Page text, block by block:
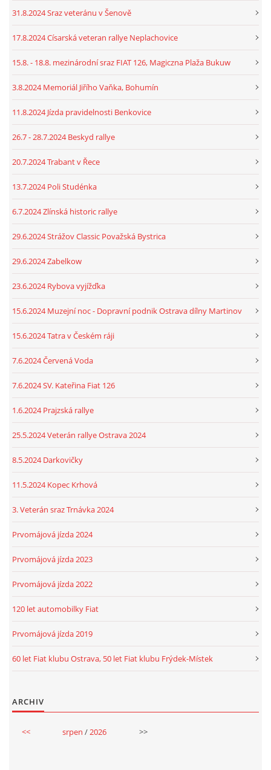
31.8.2024 Sraz veteránu v Šenově
17.8.2024 Císarská veteran rallye Neplachovice
15.8. - 18.8. mezinárodní sraz FIAT 126, Magiczna Plaža Bukuw
3.8.2024 Memoriál Jiřího Vaňka, Bohumín
11.8.2024 Jízda pravidelnosti Benkovice
26.7 - 28.7.2024 Beskyd rallye
20.7.2024 Trabant v Řece
13.7.2024 Poli Studénka
6.7.2024 Zlínská historic rallye
29.6.2024 Strážov Classic Považská Bystrica
29.6.2024 Zabelkow
23.6.2024 Rybova vyjížďka
15.6.2024 Muzejní noc - Dopravní podnik Ostrava dílny Martinov
15.6.2024 Tatra v Českém ráji
7.6.2024 Červená Voda
7.6.2024 SV. Kateřina Fiat 126
1.6.2024 Prajzská rallye
25.5.2024 Veterán rallye Ostrava 2024
8.5.2024 Darkovičky
11.5.2024 Kopec Krhová
3. Veterán sraz Trnávka 2024
Prvomájová jízda 2024
Prvomájová jízda 2023
Prvomájová jízda 2022
120 let automobilky Fiat
Prvomájová jízda 2019
60 let Fiat klubu Ostrava, 50 let Fiat klubu Frýdek-Místek
ARCHIV
<< srpen / 2026 >>